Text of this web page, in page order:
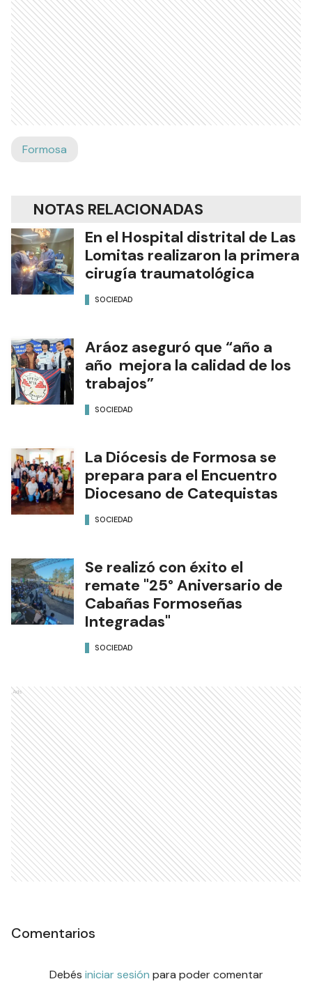
Formosa
NOTAS RELACIONADAS
En el Hospital distrital de Las
Lomitas realizaron la primera
cirugía traumatológica
SOCIEDAD
Aráoz aseguró que “año a
año mejora la calidad de los
trabajos”
SOCIEDAD
La Diócesis de Formosa se
prepara para el Encuentro
Diocesano de Catequistas
SOCIEDAD
Se realizó con éxito el
remate "25° Aniversario de
Cabañas Formoseñas
Integradas"
SOCIEDAD
Ads
Comentarios
Debés iniciar sesión para poder comentar